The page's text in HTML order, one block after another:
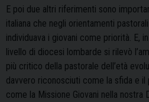
E poi due altri riferimenti sono
italiana che negli orientamenti
individuava i giovani come priorità. E,
livello di diocesi lombarde si rilevò
più critico della pastorale dell’età
davvero riconosciuti come la sfida e il
come la Missione Giovani nella nostra